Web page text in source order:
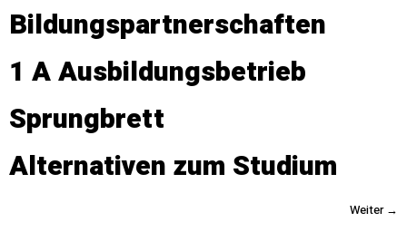
Bildungspartnerschaften
1 A Ausbildungsbetrieb
Sprungbrett
Alternativen zum Studium
Weiter →